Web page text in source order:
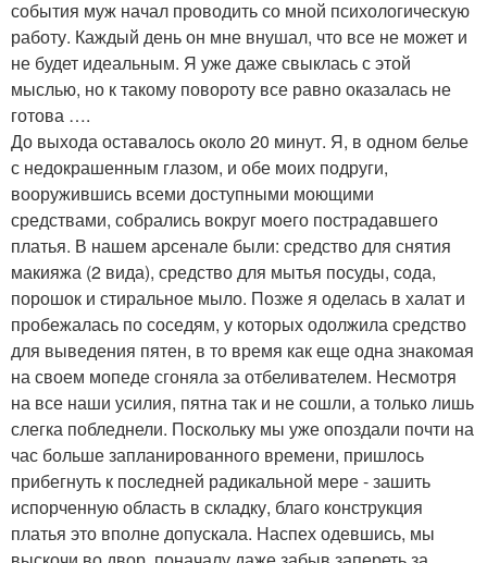
события муж начал проводить со мной психологическую
работу. Каждый день он мне внушал, что все не может и
не будет идеальным. Я уже даже свыклась с этой
мыслью, но к такому повороту все равно оказалась не
готова ….
До выхода оставалось около 20 минут. Я, в одном белье
с недокрашенным глазом, и обе моих подруги,
вооружившись всеми доступными моющими
средствами, собрались вокруг моего пострадавшего
платья. В нашем арсенале были: средство для снятия
макияжа (2 вида), средство для мытья посуды, сода,
порошок и стиральное мыло. Позже я оделась в халат и
пробежалась по соседям, у которых одолжила средство
для выведения пятен, в то время как еще одна знакомая
на своем мопеде сгоняла за отбеливателем. Несмотря
на все наши усилия, пятна так и не сошли, а только лишь
слегка побледнели. Поскольку мы уже опоздали почти на
час больше запланированного времени, пришлось
прибегнуть к последней радикальной мере - зашить
испорченную область в складку, благо конструкция
платья это вполне допускала. Наспех одевшись, мы